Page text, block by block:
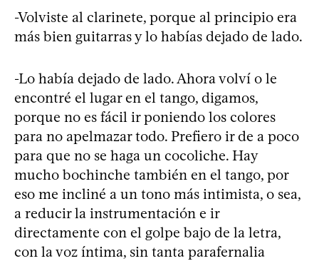
-Volviste al clarinete, porque al principio era
más bien guitarras y lo habías dejado de lado.
-Lo había dejado de lado. Ahora volví o le
encontré el lugar en el tango, digamos,
porque no es fácil ir poniendo los colores
para no apelmazar todo. Prefiero ir de a poco
para que no se haga un cocoliche. Hay
mucho bochinche también en el tango, por
eso me incliné a un tono más intimista, o sea,
a reducir la instrumentación e ir
directamente con el golpe bajo de la letra,
con la voz íntima, sin tanta parafernalia